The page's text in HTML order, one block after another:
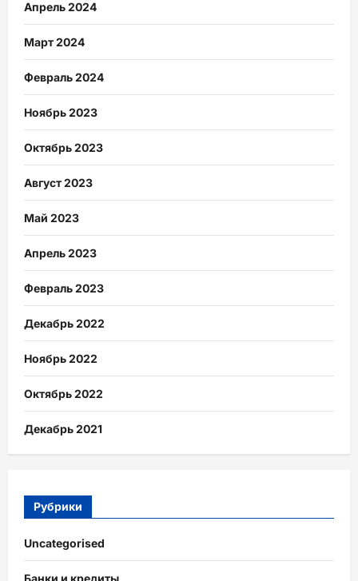
Апрель 2024
Март 2024
Февраль 2024
Ноябрь 2023
Октябрь 2023
Август 2023
Май 2023
Апрель 2023
Февраль 2023
Декабрь 2022
Ноябрь 2022
Октябрь 2022
Декабрь 2021
Рубрики
Uncategorised
Банки и кредиты